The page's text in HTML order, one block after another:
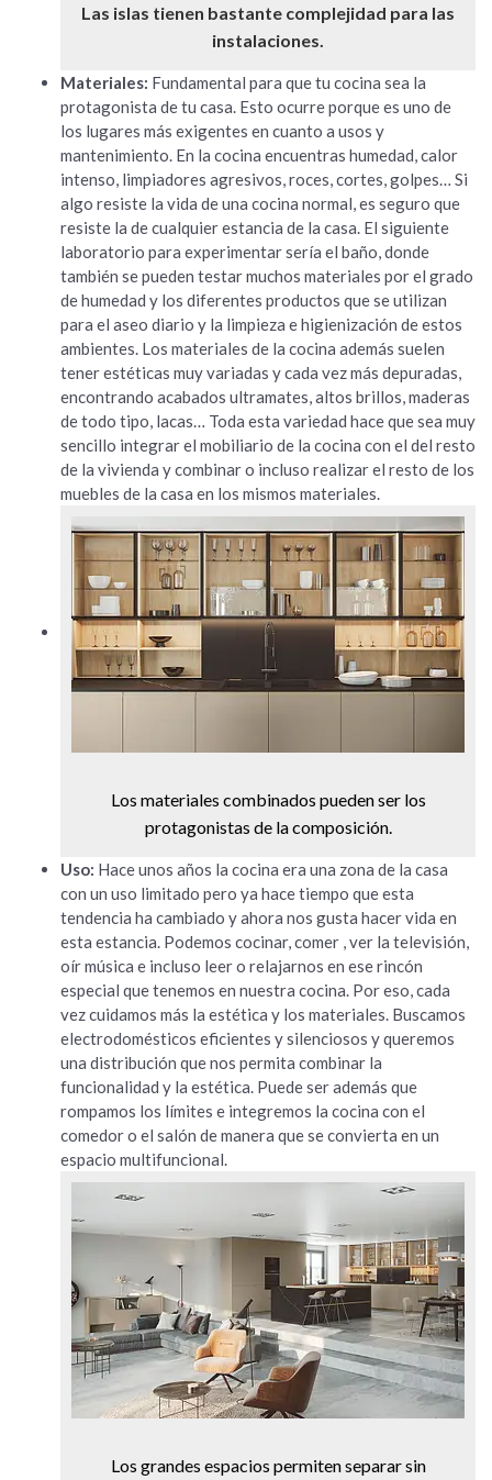
Las islas tienen bastante complejidad para las
instalaciones.
Materiales: Fundamental para que tu cocina sea la
protagonista de tu casa. Esto ocurre porque es uno de
los lugares más exigentes en cuanto a usos y
mantenimiento. En la cocina encuentras humedad, calor
intenso, limpiadores agresivos, roces, cortes, golpes… Si
algo resiste la vida de una cocina normal, es seguro que
resiste la de cualquier estancia de la casa. El siguiente
laboratorio para experimentar sería el baño, donde
también se pueden testar muchos materiales por el grado
de humedad y los diferentes productos que se utilizan
para el aseo diario y la limpieza e higienización de estos
ambientes. Los materiales de la cocina además suelen
tener estéticas muy variadas y cada vez más depuradas,
encontrando acabados ultramates, altos brillos, maderas
de todo tipo, lacas… Toda esta variedad hace que sea muy
sencillo integrar el mobiliario de la cocina con el del resto
de la vivienda y combinar o incluso realizar el resto de los
muebles de la casa en los mismos materiales.
Los materiales combinados pueden ser los
protagonistas de la composición.
Uso: Hace unos años la cocina era una zona de la casa
con un uso limitado pero ya hace tiempo que esta
tendencia ha cambiado y ahora nos gusta hacer vida en
esta estancia. Podemos cocinar, comer , ver la televisión,
oír música e incluso leer o relajarnos en ese rincón
especial que tenemos en nuestra cocina. Por eso, cada
vez cuidamos más la estética y los materiales. Buscamos
electrodomésticos eficientes y silenciosos y queremos
una distribución que nos permita combinar la
funcionalidad y la estética. Puede ser además que
rompamos los límites e integremos la cocina con el
comedor o el salón de manera que se convierta en un
espacio multifuncional.
Los grandes espacios permiten separar sin